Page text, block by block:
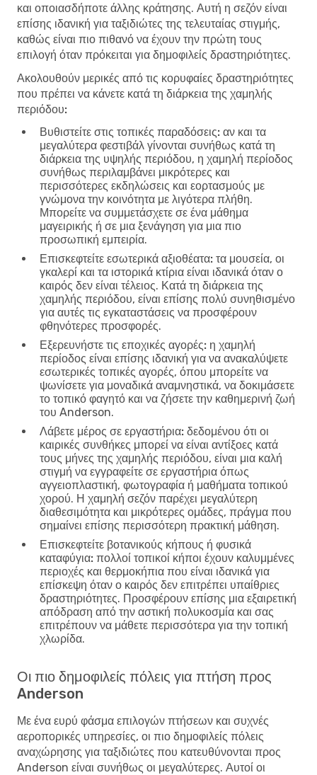
και οποιασδήποτε άλλης κράτησης. Αυτή η σεζόν είναι
επίσης ιδανική για ταξιδιώτες της τελευταίας στιγμής,
καθώς είναι πιο πιθανό να έχουν την πρώτη τους
επιλογή όταν πρόκειται για δημοφιλείς δραστηριότητες.
Ακολουθούν μερικές από τις κορυφαίες δραστηριότητες
που πρέπει να κάνετε κατά τη διάρκεια της χαμηλής
περιόδου:
Βυθιστείτε στις τοπικές παραδόσεις: αν και τα
μεγαλύτερα φεστιβάλ γίνονται συνήθως κατά τη
διάρκεια της υψηλής περιόδου, η χαμηλή περίοδος
συνήθως περιλαμβάνει μικρότερες και
περισσότερες εκδηλώσεις και εορτασμούς με
γνώμονα την κοινότητα με λιγότερα πλήθη.
Μπορείτε να συμμετάσχετε σε ένα μάθημα
μαγειρικής ή σε μια ξενάγηση για μια πιο
προσωπική εμπειρία.
Επισκεφτείτε εσωτερικά αξιοθέατα: τα μουσεία, οι
γκαλερί και τα ιστορικά κτίρια είναι ιδανικά όταν ο
καιρός δεν είναι τέλειος. Κατά τη διάρκεια της
χαμηλής περιόδου, είναι επίσης πολύ συνηθισμένο
για αυτές τις εγκαταστάσεις να προσφέρουν
φθηνότερες προσφορές.
Εξερευνήστε τις εποχικές αγορές: η χαμηλή
περίοδος είναι επίσης ιδανική για να ανακαλύψετε
εσωτερικές τοπικές αγορές, όπου μπορείτε να
ψωνίσετε για μοναδικά αναμνηστικά, να δοκιμάσετε
το τοπικό φαγητό και να ζήσετε την καθημερινή ζωή
του Anderson.
Λάβετε μέρος σε εργαστήρια: δεδομένου ότι οι
καιρικές συνθήκες μπορεί να είναι αντίξοες κατά
τους μήνες της χαμηλής περιόδου, είναι μια καλή
στιγμή να εγγραφείτε σε εργαστήρια όπως
αγγειοπλαστική, φωτογραφία ή μαθήματα τοπικού
χορού. Η χαμηλή σεζόν παρέχει μεγαλύτερη
διαθεσιμότητα και μικρότερες ομάδες, πράγμα που
σημαίνει επίσης περισσότερη πρακτική μάθηση.
Επισκεφτείτε βοτανικούς κήπους ή φυσικά
καταφύγια: πολλοί τοπικοί κήποι έχουν καλυμμένες
περιοχές και θερμοκήπια που είναι ιδανικά για
επίσκεψη όταν ο καιρός δεν επιτρέπει υπαίθριες
δραστηριότητες. Προσφέρουν επίσης μια εξαιρετική
απόδραση από την αστική πολυκοσμία και σας
επιτρέπουν να μάθετε περισσότερα για την τοπική
χλωρίδα.
Οι πιο δημοφιλείς πόλεις για πτήση προς
Anderson
Με ένα ευρύ φάσμα επιλογών πτήσεων και συχνές
αεροπορικές υπηρεσίες, οι πιο δημοφιλείς πόλεις
αναχώρησης για ταξιδιώτες που κατευθύνονται προς
Anderson είναι συνήθως οι μεγαλύτερες. Αυτοί οι